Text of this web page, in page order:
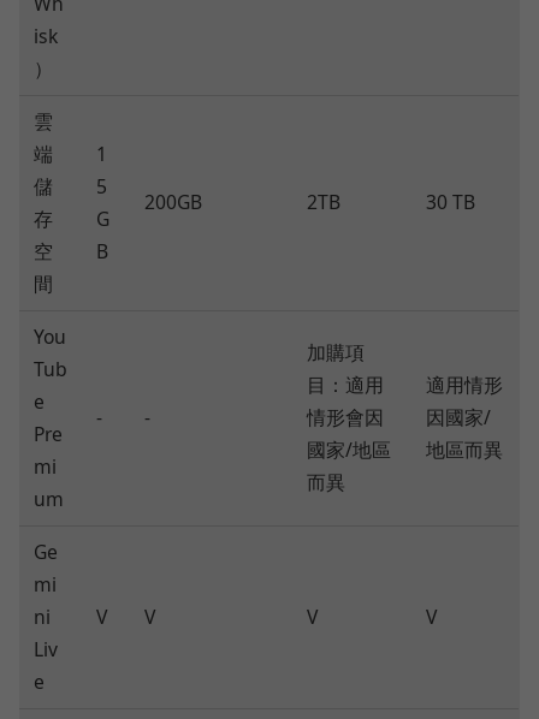
isk
）
雲
端
儲
存
空
間
1
5
G
B
200GB 2TB 30 TB
You
Tub
e
Pre
mi
um
- -
加購項
目：適用
情形會因
國家/地區
而異
適用情形
因國家/
地區而異
Ge
mi
ni
Liv
e
V V V V